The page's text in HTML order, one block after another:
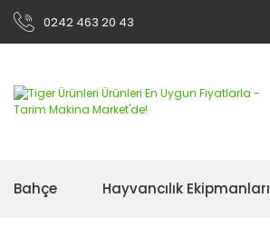
0242 463 20 43
Bahçe Hayvancılık Ekipmanları